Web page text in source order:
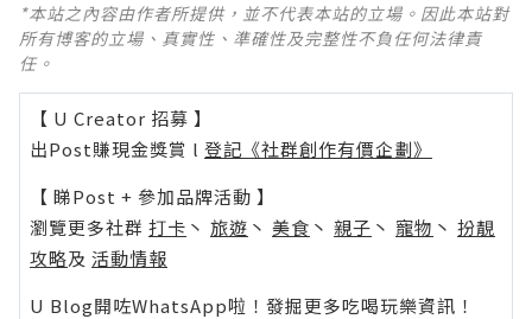
*本站之內容由作者所提供，並不代表本站的立場。因此本站對
所有博客的立場、真實性、準確性及完整性不負任何法律責
任。
【 U Creator 招募 】
出Post賺現金獎賞 l 登記《社群創作有價企劃》
【 睇Post + 參加品牌活動 】
瀏覽更多社群 打卡 丶 旅遊 丶 美食 丶 親子 丶 寵物 丶 扮靚
攻略及 活動情報
U Blog開咗WhatsApp啦！發掘更多吃喝玩樂資訊！